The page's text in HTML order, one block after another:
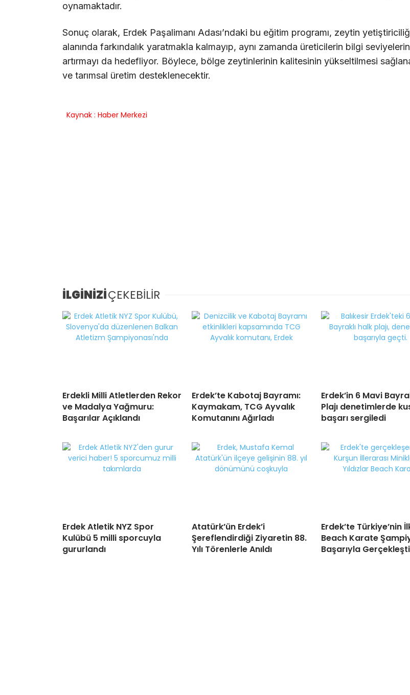
oynamaktadır.
Sonuç olarak, Erdek Paşalimanı Adası’ndaki bu eğitim programı, zeytin
alanında farkındalık yaratmakla kalmayıp, aynı zamanda üreticilerin bilgi
artırmayı da hedefliyor. Böylece, bölge zeytinlerinin kalitesinin yükseltilmesi
ve tarımsal üretim desteklenecektir.
Kaynak : Haber Merkezi
İLGİNİZİÇEKEBİLİR
Erdekli Milli Atletlerden Rekor
ve Madalya Yağmuru:
Başarılar Açıklandı
Erdek’te Kabotaj Bayramı:
Kaymakam, TCG Ayvalık
Komutanını Ağırladı
Erdek’in 6 Mavi
Plajı denetimlerde
başarı sergiledi
Erdek Atletik NYZ Spor
Kulübü 5 milli sporcuyla
gururlandı
Atatürk’ün Erdek’i
Şereflendirdiği Ziyaretin 88.
Yılı Törenlerle Anıldı
Erdek’te Türkiye’nin
Beach Karate
Başarıyla Gerçekleşti